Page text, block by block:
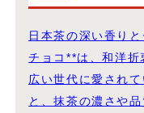
日本茶の深い香り
チョコ**は、和洋折
広い世代に愛され
と、抹茶の濃さや